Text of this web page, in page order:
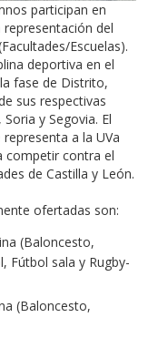
participan en
del
Escuelas).
deportiva en el
fase de Distrito,
sus respectivas
y Segovia. El
a la UVa
competir contra el
de Castilla y León.
ofertadas son:
(Baloncesto,
Fútbol sala y Rugby-
(Baloncesto,